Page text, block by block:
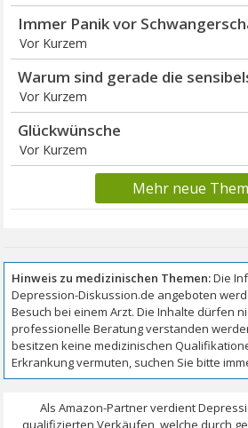
Immer Panik vor
Vor Kurzem
Warum sind gerade die
Vor Kurzem
Glückwünsche
Vor Kurzem
Mehr neue